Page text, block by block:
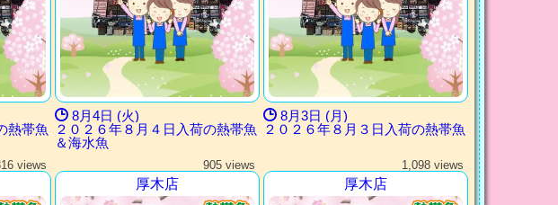
熱帯魚
8月4日 (火)
２０２６年８月４日入荷の熱帯魚
＆海水魚
8月3日 (月)
２０２６年８月３日入荷の熱帯魚
views 905 views
厚木店
1,098 views
厚木店